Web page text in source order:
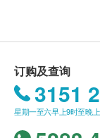
费。
送货服务只
以下地区
打鼓岭, 离
订购及查询
3151
星期一至六早上9时至晚